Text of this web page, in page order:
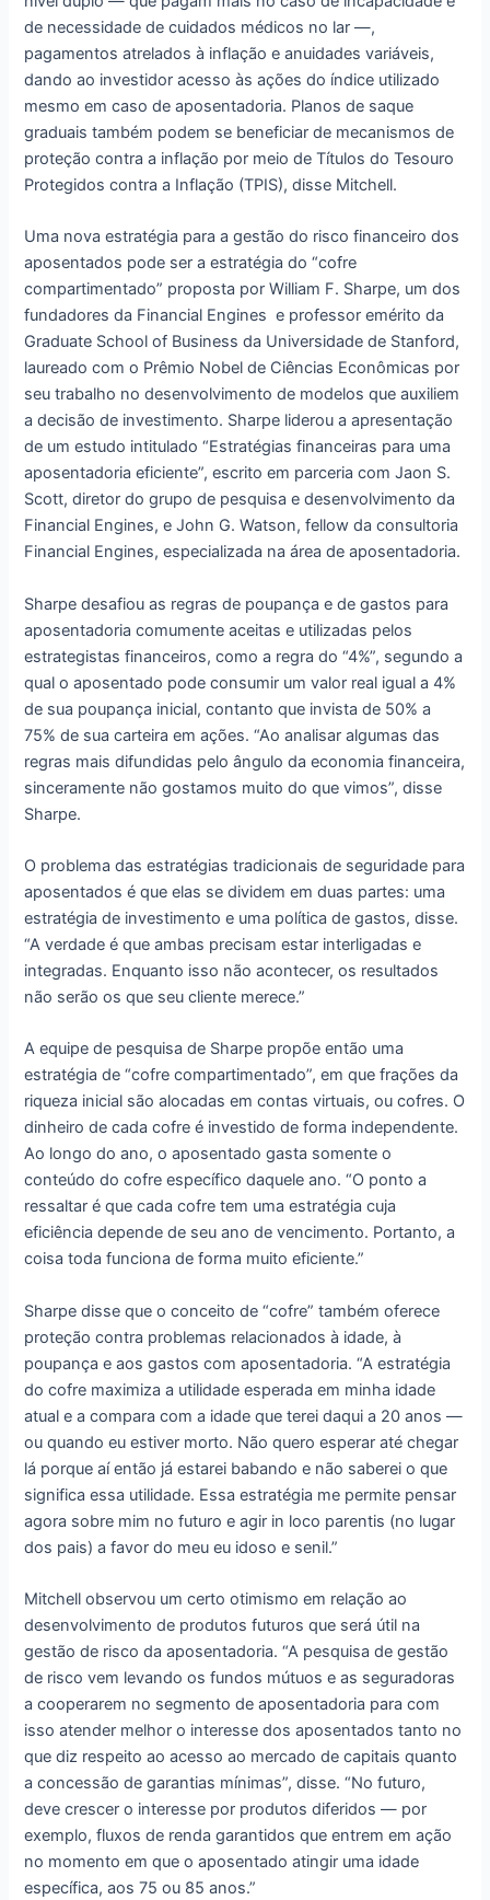
de necessidade de cuidados médicos no lar —,
pagamentos atrelados à inflação e anuidades variáveis,
dando ao investidor acesso às ações do índice utilizado
mesmo em caso de aposentadoria. Planos de saque
graduais também podem se beneficiar de mecanismos de
proteção contra a inflação por meio de Títulos do Tesouro
Protegidos contra a Inflação (TPIS), disse Mitchell.
Uma nova estratégia para a gestão do risco financeiro dos
aposentados pode ser a estratégia do “cofre
compartimentado” proposta por William F. Sharpe, um dos
fundadores da Financial Engines e professor emérito da
Graduate School of Business da Universidade de Stanford,
laureado com o Prêmio Nobel de Ciências Econômicas por
seu trabalho no desenvolvimento de modelos que auxiliem
a decisão de investimento. Sharpe liderou a apresentação
de um estudo intitulado “Estratégias financeiras para uma
aposentadoria eficiente”, escrito em parceria com Jaon S.
Scott, diretor do grupo de pesquisa e desenvolvimento da
Financial Engines, e John G. Watson, fellow da consultoria
Financial Engines, especializada na área de aposentadoria.
Sharpe desafiou as regras de poupança e de gastos para
aposentadoria comumente aceitas e utilizadas pelos
estrategistas financeiros, como a regra do “4%”, segundo a
qual o aposentado pode consumir um valor real igual a 4%
de sua poupança inicial, contanto que invista de 50% a
75% de sua carteira em ações. “Ao analisar algumas das
regras mais difundidas pelo ângulo da economia financeira,
sinceramente não gostamos muito do que vimos”, disse
Sharpe.
O problema das estratégias tradicionais de seguridade para
aposentados é que elas se dividem em duas partes: uma
estratégia de investimento e uma política de gastos, disse.
“A verdade é que ambas precisam estar interligadas e
integradas. Enquanto isso não acontecer, os resultados
não serão os que seu cliente merece.”
A equipe de pesquisa de Sharpe propõe então uma
estratégia de “cofre compartimentado”, em que frações da
riqueza inicial são alocadas em contas virtuais, ou cofres. O
dinheiro de cada cofre é investido de forma independente.
Ao longo do ano, o aposentado gasta somente o
conteúdo do cofre específico daquele ano. “O ponto a
ressaltar é que cada cofre tem uma estratégia cuja
eficiência depende de seu ano de vencimento. Portanto, a
coisa toda funciona de forma muito eficiente.”
Sharpe disse que o conceito de “cofre” também oferece
proteção contra problemas relacionados à idade, à
poupança e aos gastos com aposentadoria. “A estratégia
do cofre maximiza a utilidade esperada em minha idade
atual e a compara com a idade que terei daqui a 20 anos —
ou quando eu estiver morto. Não quero esperar até chegar
lá porque aí então já estarei babando e não saberei o que
significa essa utilidade. Essa estratégia me permite pensar
agora sobre mim no futuro e agir in loco parentis (no lugar
dos pais) a favor do meu eu idoso e senil.”
Mitchell observou um certo otimismo em relação ao
desenvolvimento de produtos futuros que será útil na
gestão de risco da aposentadoria. “A pesquisa de gestão
de risco vem levando os fundos mútuos e as seguradoras
a cooperarem no segmento de aposentadoria para com
isso atender melhor o interesse dos aposentados tanto no
que diz respeito ao acesso ao mercado de capitais quanto
a concessão de garantias mínimas”, disse. “No futuro,
deve crescer o interesse por produtos diferidos — por
exemplo, fluxos de renda garantidos que entrem em ação
no momento em que o aposentado atingir uma idade
específica, aos 75 ou 85 anos.”